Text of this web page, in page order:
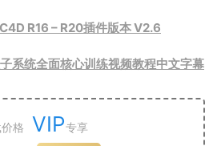
R16 – R20插件版本 V2.6
系统全面核心训练视频教程中文字幕
格 VIP专享